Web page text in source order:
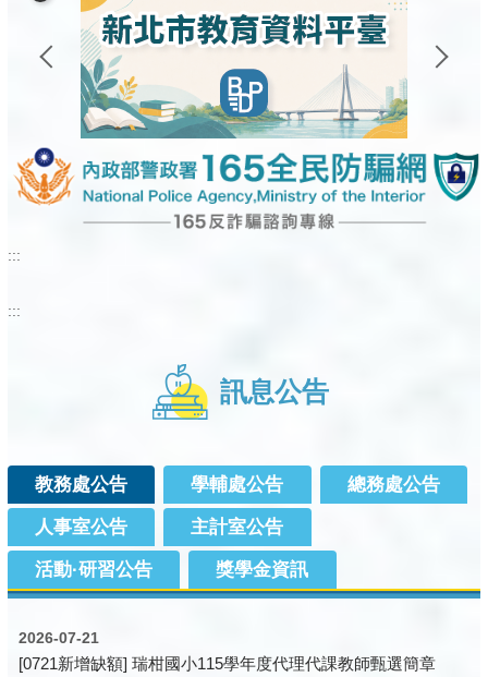
:::
:::
訊息公告
教務處公告 學輔處公告 總務處公告
人事室公告 主計室公告
活動·研習公告 獎學金資訊
2026-07-21
[0721新增缺額] 瑞柑國小115學年度代理代課教師甄選簡章